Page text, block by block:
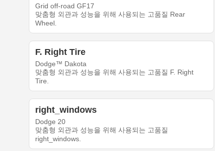
Grid off-road GF17
맞춤형 외관과 성능을 위해 사용되는 고품질 Rear
Wheel.
F. Right Tire
Dodge™ Dakota
맞춤형 외관과 성능을 위해 사용되는 고품질 F. Right
Tire.
right_windows
Dodge 20
맞춤형 외관과 성능을 위해 사용되는 고품질
right_windows.